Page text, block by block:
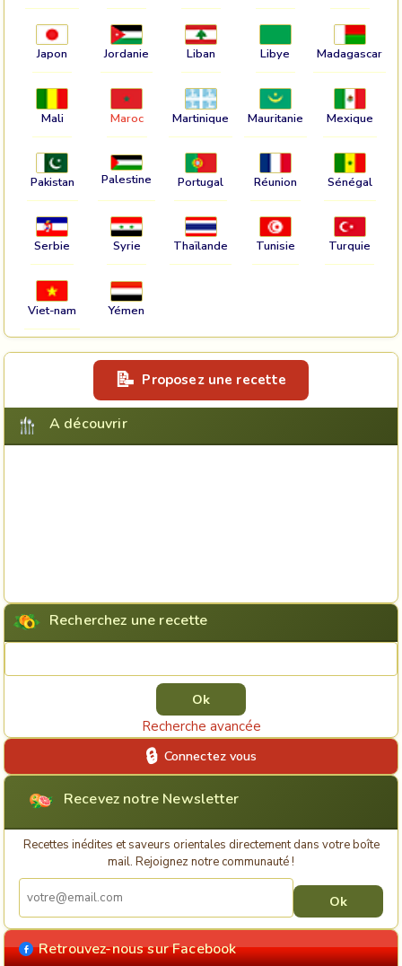
Japon Jordanie Liban Libye Madagascar
Mali Maroc Martinique Mauritanie Mexique
Pakistan Palestine Portugal Réunion Sénégal
Serbie Syrie Thaïlande Tunisie Turquie
Viet-nam Yémen
Proposez une recette
A découvrir
Recherchez une recette
Recherche avancée
Connectez vous
Recevez notre Newsletter
Recettes inédites et saveurs orientales directement dans votre boîte
mail. Rejoignez notre communauté !
Retrouvez-nous sur Facebook